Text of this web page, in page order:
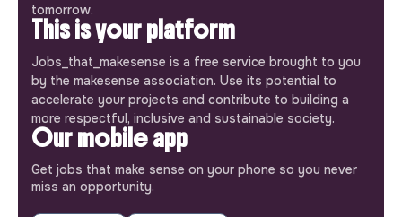
tomorrow.
This is your platform
Jobs_that_makesense is a free service brought to you
by the makesense association. Use its potential to
accelerate your projects and contribute to building a
more respectful, inclusive and sustainable society.
Our mobile app
Get jobs that make sense on your phone so you never
miss an opportunity.